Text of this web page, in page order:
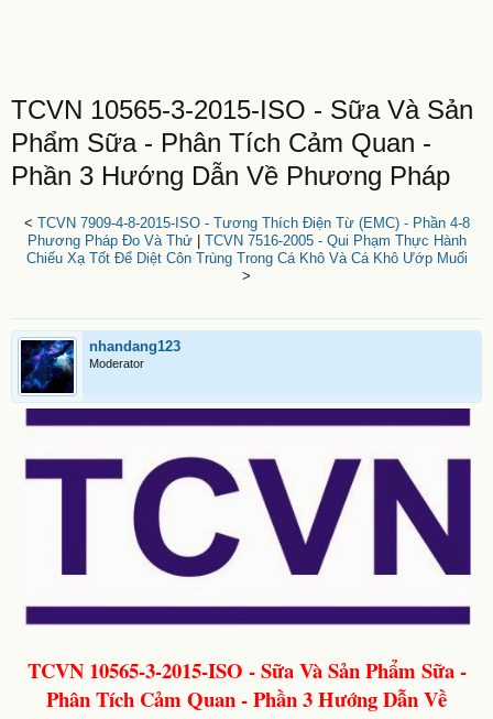
TCVN 10565-3-2015-ISO - Sữa Và Sản
Phẩm Sữa - Phân Tích Cảm Quan -
Phần 3 Hướng Dẫn Về Phương Pháp
< TCVN 7909-4-8-2015-ISO - Tương Thích Điện Từ (EMC) - Phần 4-8
Phương Pháp Đo Và Thử| TCVN 7516-2005 - Qui Phạm Thực Hành
Chiếu Xạ Tốt Để Diệt Côn Trùng Trong Cá Khô Và Cá Khô Ướp Muối
>
nhandang123
Moderator
TCVN 10565-3-2015-ISO - Sữa Và Sản Phẩm Sữa -
Phân Tích Cảm Quan - Phần 3 Hướng Dẫn Về